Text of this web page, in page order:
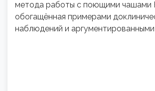
метода работы с поющими чашами
обогащённая примерами
наблюдений и